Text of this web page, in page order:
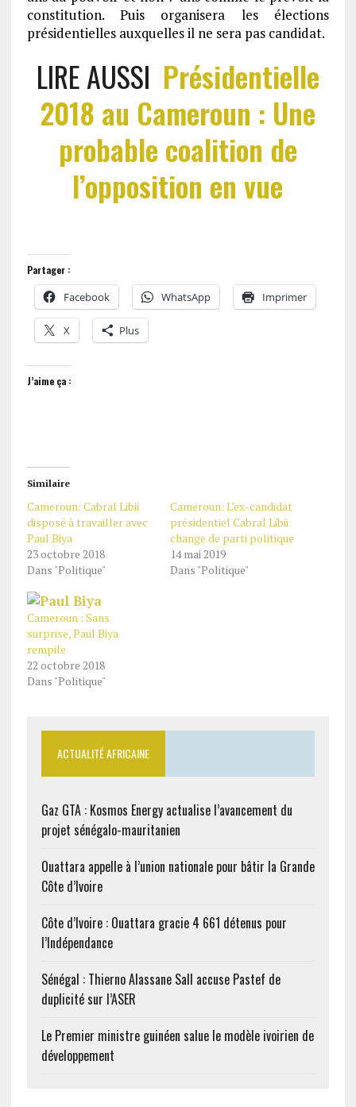
constitution. Puis organisera les élections
présidentielles auxquelles il ne sera pas candidat.
LIRE AUSSI Présidentielle
2018 au Cameroun : Une
probable coalition de
l’opposition en vue
Partager :
Facebook WhatsApp Imprimer
X Plus
J’aime ça :
Similaire
Cameroun: Cabral Libii
disposé à travailler avec
Paul Biya
23 octobre 2018
Dans "Politique"
Cameroun: L’ex-candidat
présidentiel Cabral Libii
change de parti politique
14 mai 2019
Dans "Politique"
Cameroun : Sans
surprise, Paul Biya
rempile
22 octobre 2018
Dans "Politique"
ACTUALITÉ AFRICAINE
Gaz GTA : Kosmos Energy actualise l’avancement du
projet sénégalo-mauritanien
Ouattara appelle à l’union nationale pour bâtir la Grande
Côte d’Ivoire
Côte d’Ivoire : Ouattara gracie 4 661 détenus pour
l’Indépendance
Sénégal : Thierno Alassane Sall accuse Pastef de
duplicité sur l’ASER
Le Premier ministre guinéen salue le modèle ivoirien de
développement